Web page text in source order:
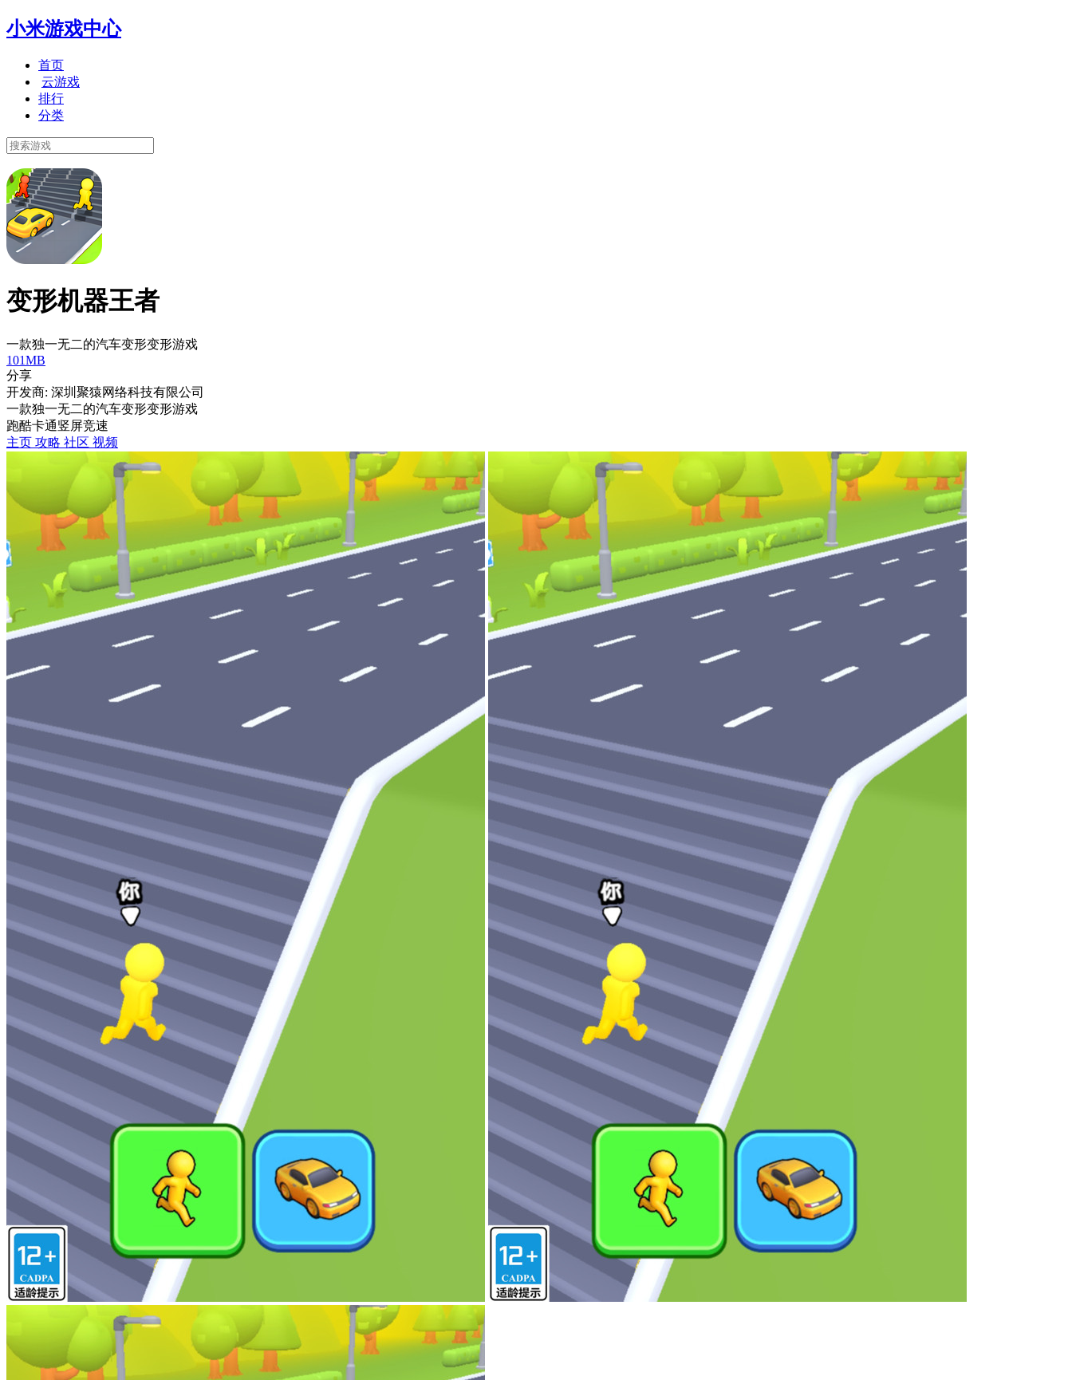
小米游戏中心
首页
云游戏
排行
分类
变形机器王者
一款独一无二的汽车变形变形游戏
101MB
分享
开发商: 深圳聚猿网络科技有限公司
一款独一无二的汽车变形变形游戏
跑酷卡通竖屏竞速
主页 攻略 社区 视频